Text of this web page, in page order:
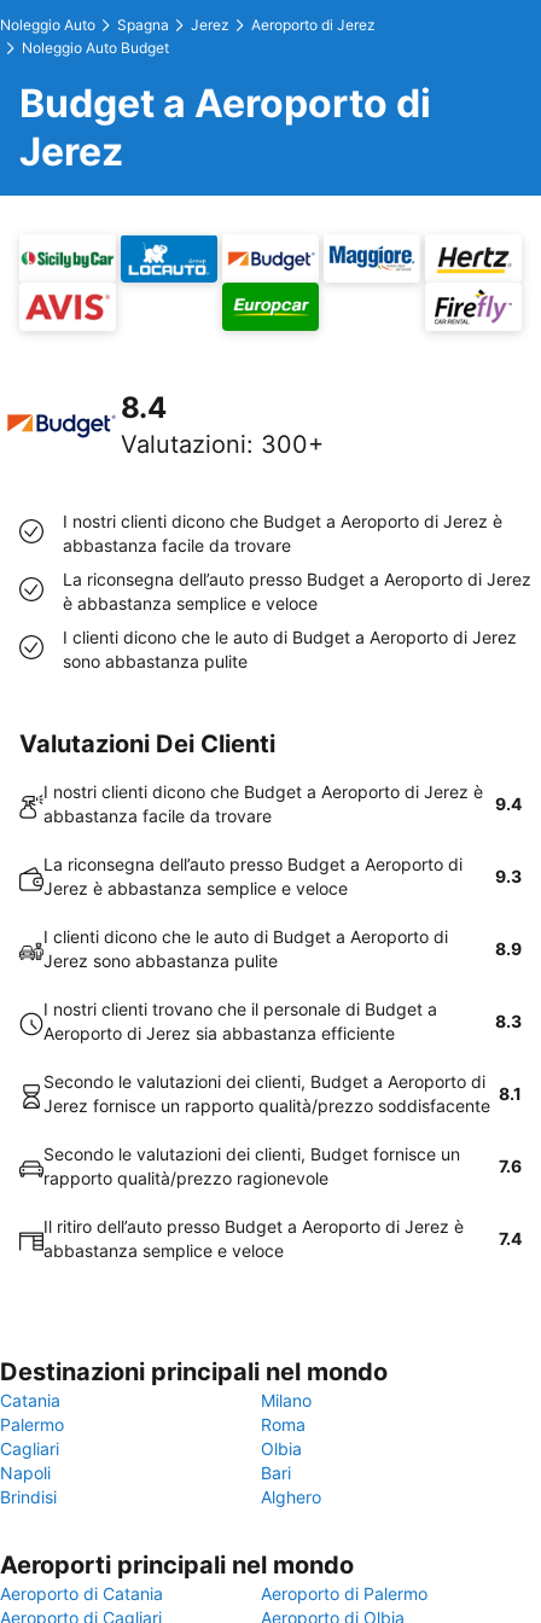
Noleggio Auto Spagna Jerez
Aeroporto di Jerez
Noleggio Auto Budget
Budget a Aeroporto di
Jerez
8.4
Valutazioni: 300+
I nostri clienti dicono che Budget a Aeroporto di Jerez è
abbastanza facile da trovare
La riconsegna dell’auto presso Budget a Aeroporto di Jerez
è abbastanza semplice e veloce
I clienti dicono che le auto di Budget a Aeroporto di Jerez
sono abbastanza pulite
Valutazioni Dei Clienti
I nostri clienti dicono che Budget a Aeroporto di Jerez è
abbastanza facile da trovare
9.4
La riconsegna dell’auto presso Budget a Aeroporto di
Jerez è abbastanza semplice e veloce
9.3
I clienti dicono che le auto di Budget a Aeroporto di
Jerez sono abbastanza pulite
8.9
I nostri clienti trovano che il personale di Budget a
Aeroporto di Jerez sia abbastanza efficiente
8.3
Secondo le valutazioni dei clienti, Budget a Aeroporto di
Jerez fornisce un rapporto qualità/prezzo soddisfacente
8.1
Secondo le valutazioni dei clienti, Budget fornisce un
rapporto qualità/prezzo ragionevole
7.6
Il ritiro dell’auto presso Budget a Aeroporto di Jerez è
abbastanza semplice e veloce
7.4
Destinazioni principali nel mondo
Catania
Milano
Palermo
Roma
Cagliari
Olbia
Napoli
Bari
Brindisi
Alghero
Aeroporti principali nel mondo
Aeroporto di Catania
Aeroporto di Palermo
Aeroporto di Cagliari
Aeroporto di Olbia